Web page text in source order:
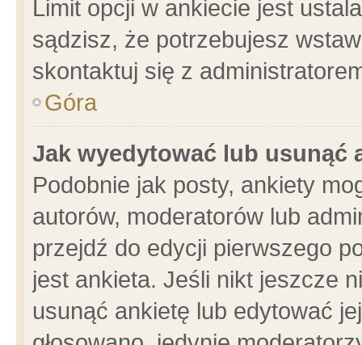
Limit opcji w ankiecie jest
sądzisz, że potrzebujesz
skontaktuj się z
Góra
Jak wyedytować lub usunąć
Podobnie jak posty, ankiety
autorów, moderatorów lub
przejdź do edycji pierwszego
jest ankieta. Jeśli nikt jeszcze
usunąć ankietę lub edytować